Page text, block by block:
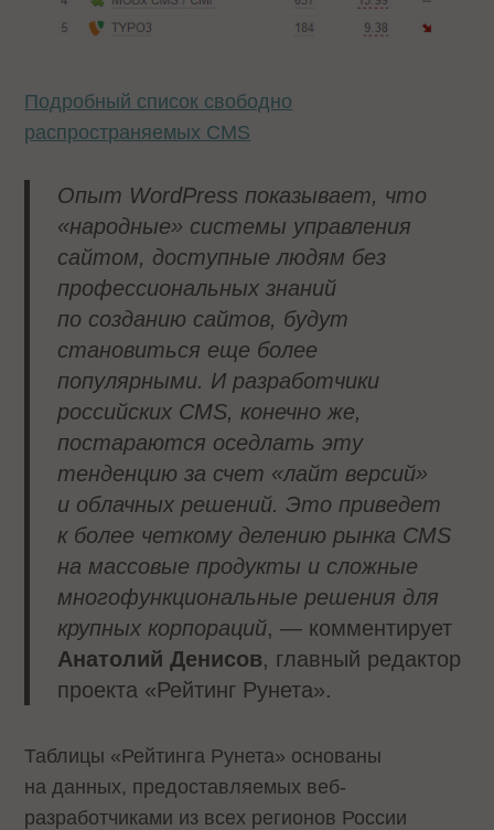
Подробный список свободно
распространяемых CMS
Опыт WordPress показывает, что
«народные» системы управления
сайтом, доступные людям без
профессиональных знаний
по созданию сайтов, будут
становиться еще более
популярными. И разработчики
российских CMS, конечно же,
постараются оседлать эту
тенденцию за счет «лайт версий»
и облачных решений. Это приведет
к более четкому делению рынка CMS
на массовые продукты и сложные
многофункциональные решения для
крупных корпораций, — комментирует
Анатолий Денисов, главный редактор
проекта «Рейтинг Рунета».
Таблицы «Рейтинга Рунета» основаны
на данных, предоставляемых веб-
разработчиками из всех регионов России